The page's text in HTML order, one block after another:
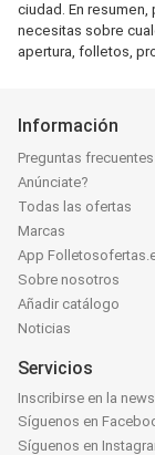
ciudad. En
necesitas sobre
apertura, folletos,
Información
Preguntas frecuentes
Anúnciate?
Todas las ofertas
Marcas
App
Sobre nosotros
Añadir catálogo
Noticias
Servicios
Inscribirse en la
Síguenos en
Síguenos en